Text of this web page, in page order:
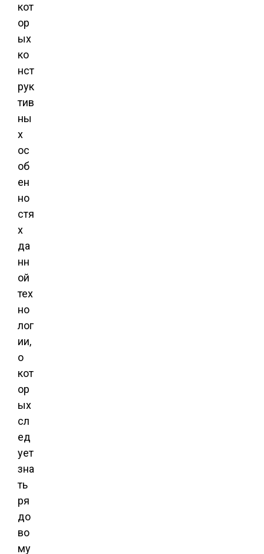
кот
ор
ых
ко
нст
рук
тив
ны
х
ос
об
ен
но
стя
х
да
нн
ой
тех
но
лог
ии,
о
кот
ор
ых
сл
ед
ует
зна
ть
ря
до
во
му